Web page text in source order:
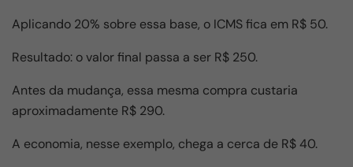
Aplicando 20% sobre essa base, o ICMS fica em R$ 50.
Resultado: o valor final passa a ser R$ 250.
Antes da mudança, essa mesma compra custaria
aproximadamente R$ 290.
A economia, nesse exemplo, chega a cerca de R$ 40.